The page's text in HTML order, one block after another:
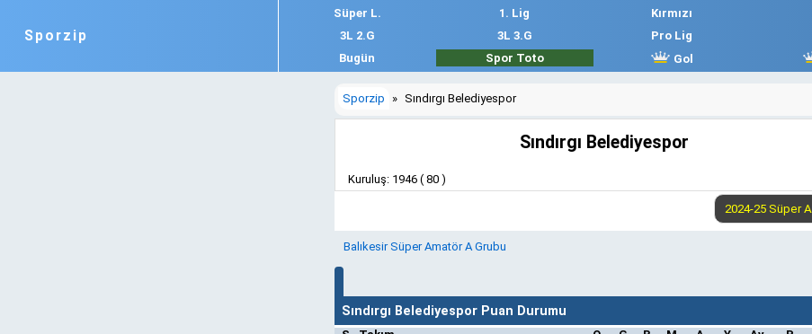
Sporzip
Süper L. 1. Lig Kırmızı
3L 2.G
3L 3.G Pro Lig
Bugün
Spor Toto Gol
Sporzip » Sındırgı Belediyespor
Sındırgı Belediyespor
Kuruluş: 1946 ( 80 )
Balıkesir Süper Amatör A Grubu
Sındırgı Belediyespor Puan Durumu